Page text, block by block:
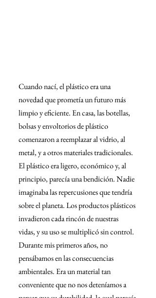
Cuando nací, el plástico era una
novedad que prometía un futuro más
limpio y eficiente. En casa, las botellas,
bolsas y envoltorios de plástico
comenzaron a reemplazar al vidrio, al
metal, y a otros materiales tradicionales.
El plástico era ligero, económico y, al
principio, parecía una bendición. Nadie
imaginaba las repercusiones que tendría
sobre el planeta. Los productos plásticos
invadieron cada rincón de nuestras
vidas, y su uso se multiplicó sin control.
Durante mis primeros años, no
pensábamos en las consecuencias
ambientales. Era un material tan
conveniente que no nos deteníamos a